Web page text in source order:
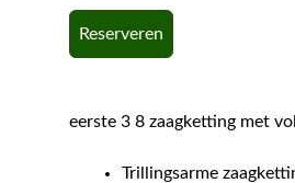
Reserveren
eerste 3 8 zaagketting met
Trillingsarme